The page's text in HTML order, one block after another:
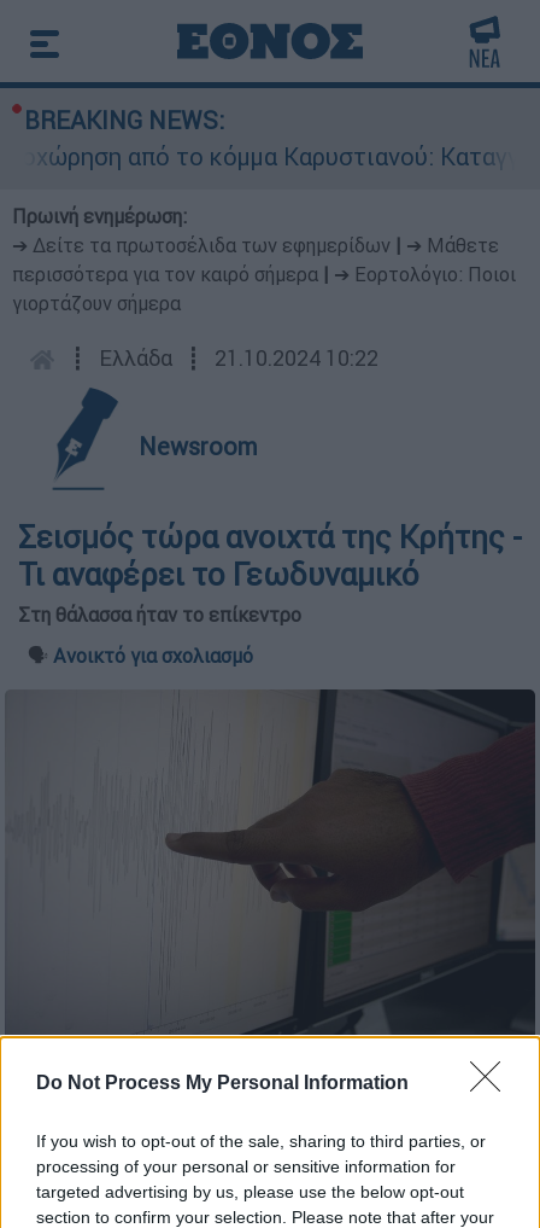
Do Not Process My Personal Information
If you wish to opt-out of the sale, sharing to third parties, or
processing of your personal or sensitive information for
targeted advertising by us, please use the below opt-out
section to confirm your selection. Please note that after your
BREAKING NEWS:
από το κόμμα Καρυστιανού:
Πρωινή ενημέρωση:
➔ Δείτε τα πρωτοσέλιδα των εφημερίδων
➔ Μάθετε
περισσότερα για τον καιρό σήμερα
➔ Εορτολόγιο: Ποιοι
γιορτάζουν σήμερα
┋ Ελλάδα ┋ 21.10.2024 10:22
Newsroom
Σεισμός τώρα ανοιχτά της Κρήτης -
Τι αναφέρει το Γεωδυναμικό
Στη θάλασσα ήταν το επίκεντρο
🗣️ Ανοικτό για σχολιασμό
Προσθέστε το ΕΘΝΟΣ στη Google
Σεισμός 3,3 Ρίχτερσημειώθηκε το πρωί της
Δευτέρας ανοιχτά της Κρήτης.